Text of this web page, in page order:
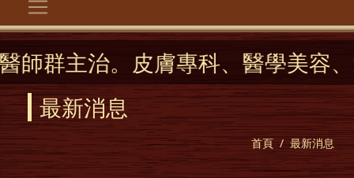
專科、醫學美容、逆時針、各式
最新消息
首頁 最新消息